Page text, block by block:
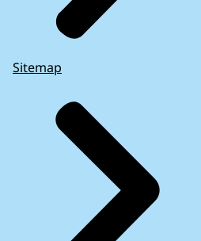
Sitemap